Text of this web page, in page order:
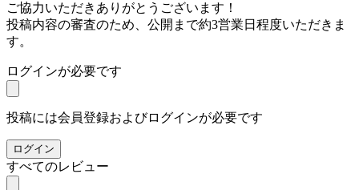
ご協力いただきありがとうございます！
投稿内容の審査のため、公開まで約3営業日程度いただきま
す。
ログインが必要です
投稿には会員登録およびログインが必要です
ログイン
すべてのレビュー